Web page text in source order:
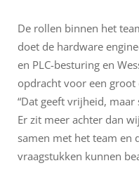
De rollen binnen het
doet de hardware
en PLC-besturing en
opdracht voor een groot
“Dat geeft vrijheid,
Er zit meer achter dan
samen met het team en
vraagstukken kunnen